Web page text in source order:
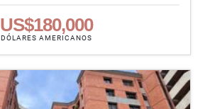
US$180,000
DÓLARES AMERICANOS